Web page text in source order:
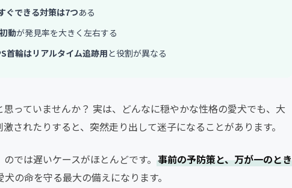
ぐできる対策は7つある
動が発見率を大きく左右する
首輪はリアルタイム追跡用と役割が異なる
思っていませんか？ 実は、どんなに穏やかな性格の愛犬でも、大
されたりすると、突然走り出して迷子になることがあります。
では遅いケースがほとんどです。 事前の予防策と、万が一のとき
の命を守る最大の備えになります。